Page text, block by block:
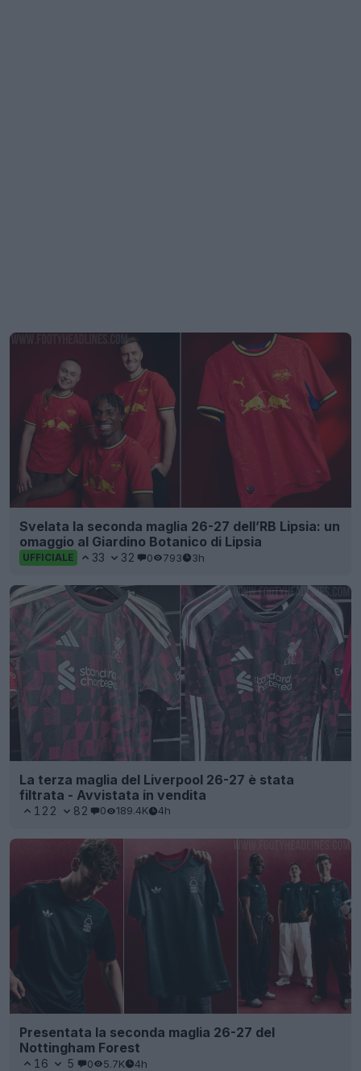
Svelata la seconda maglia 26-27 dell’RB Lipsia: un
omaggio al Giardino Botanico di Lipsia
UFFICIALE 33 32 0 793 3h
La terza maglia del Liverpool 26-27 è stata
filtrata - Avvistata in vendita
122 82 0 189.4K 4h
Presentata la seconda maglia 26-27 del
Nottingham Forest
16 5 0 5.7K 4h